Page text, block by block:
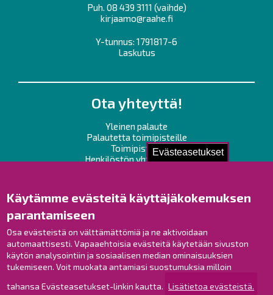
Evästeasetukset
Käytämme evästeitä käyttäjäkokemuksen
parantamiseen
Osa evästeistä on välttämättömiä ja ne aktivoidaan
automaattisesti. Vapaaehtoisia evästeitä käytetään sivuston
käytön analysointiin ja sosiaalisen median ominaisuuksien
tukemiseen. Voit muokata antamiasi suostumuksia milloin
tahansa Evästeasetukset-linkin kautta. Lisätietoa evästeistä.
Puh. 08 439 3111 (vaihde)
kirjaamo@raahe.fi
Y-tunnus: 1791817-6
Laskutus
Ota yhteyttä!
Yleinen palaute
Palautetta toimipisteille
Toimipisteet
Henkilöstön yhteystiedot
Raahe Facebookissa
Raahe Instagramissa
Raahe LinkedInissä
Raahe YouTubessa